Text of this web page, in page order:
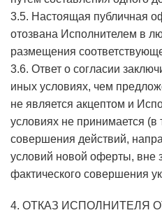
3.5. Настоящая публичная
отозвана Исполнителем в
размещения
3.6. Ответ о согласии
иных условиях, чем
не является акцептом и
условиях не принимается (в
совершения действий,
условий новой оферты, вне
фактического совершения
4. ОТКАЗ ИСПОЛНИТЕЛЯ